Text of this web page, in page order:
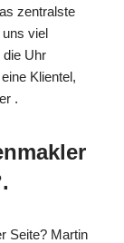
zentralste
viel
die Uhr
Klientel,
.
Seite? Martin